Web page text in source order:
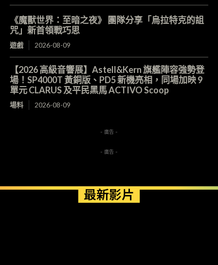
《魔獸世界：至暗之夜》 團隊分享「烏拉特克的詛
咒」新首領戰巧思
遊戲 2026-08-09
【2026 高級音響展】Astell&Kern 旗艦陣容強勢登
場！SP4000T 黃銅版、PD5 新機亮相，同場加映 9
單元 CLARUS 及平民黑馬 ACTIVO Scoop
場料 2026-08-09
- 廣告 -
- 廣告 -
最新影片